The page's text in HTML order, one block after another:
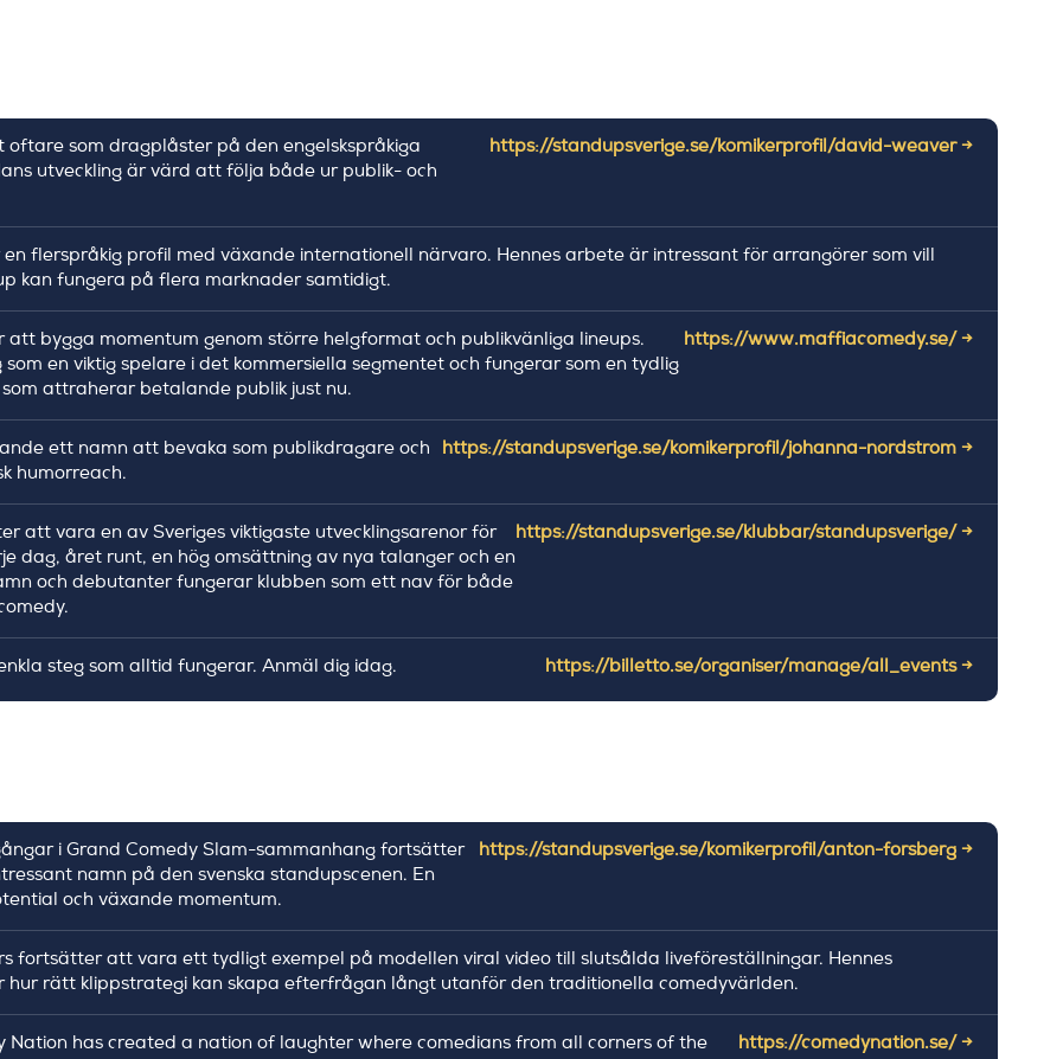
oftare som dragplåster på den engelskspråkiga
utveckling är värd att följa både ur publik- och
https://standupsverige.se/komikerprofil/david-weaver →
en flerspråkig profil med växande internationell närvaro. Hennes arbete är intressant för arrangörer som vill
kan fungera på flera marknader samtidigt.
bygga momentum genom större helgformat och publikvänliga lineups.
en viktig spelare i det kommersiella segmentet och fungerar som en tydlig
attraherar betalande publik just nu.
https://www.maffiacomedy.se/ →
ett namn att bevaka som publikdragare och
humorreach.
https://standupsverige.se/komikerprofil/johanna-nordstrom →
att vara en av Sveriges viktigaste utvecklingsarenor för
dag, året runt, en hög omsättning av nya talanger och en
och debutanter fungerar klubben som ett nav för både
https://standupsverige.se/klubbar/standupsverige/ →
steg som alltid fungerar. Anmäl dig idag. https://billetto.se/organiser/manage/all_events →
i Grand Comedy Slam-sammanhang fortsätter
namn på den svenska standupscenen. En
och växande momentum.
https://standupsverige.se/komikerprofil/anton-forsberg →
fortsätter att vara ett tydligt exempel på modellen viral video till slutsålda liveföreställningar. Hennes
hur rätt klippstrategi kan skapa efterfrågan långt utanför den traditionella comedyvärlden.
Nation has created a nation of laughter where comedians from all corners of the
https://comedynation.se/ →